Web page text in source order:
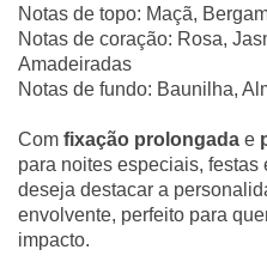
Notas de topo: Maçã,
Notas de coração: Rosa,
Amadeiradas
Notas de fundo: Baunilha,
Com fixação prolongada e
para noites especiais, festas
deseja destacar a
envolvente, perfeito para
impacto.